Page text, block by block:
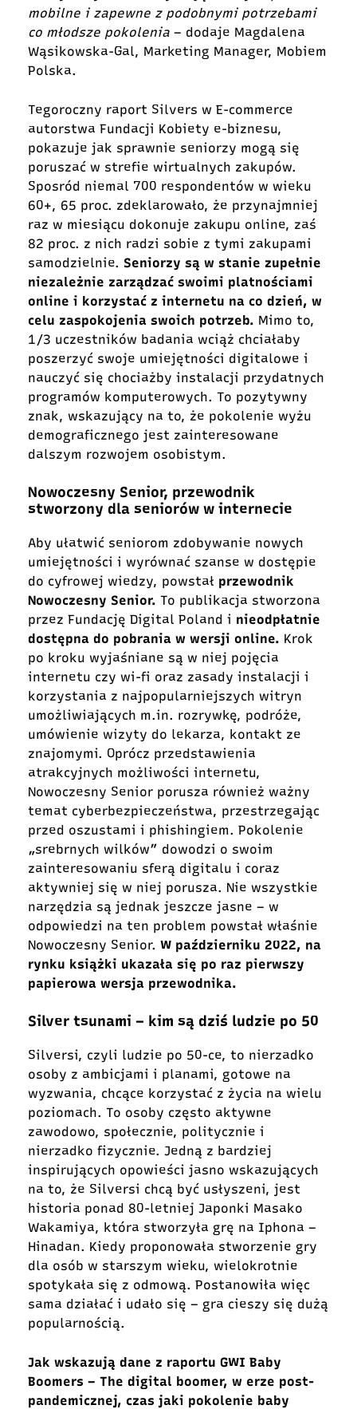
mobilne i zapewne z podobnymi potrzebami
co młodsze pokolenia – dodaje Magdalena
Wąsikowska-Gal, Marketing Manager, Mobiem
Polska.
Tegoroczny raport Silvers w E-commerce
autorstwa Fundacji Kobiety e-biznesu,
pokazuje jak sprawnie seniorzy mogą się
poruszać w strefie wirtualnych zakupów.
Sposród niemal 700 respondentów w wieku
60+, 65 proc. zdeklarowało, że przynajmniej
raz w miesiącu dokonuje zakupu online, zaś
82 proc. z nich radzi sobie z tymi zakupami
samodzielnie. Seniorzy są w stanie zupełnie
niezależnie zarządzać swoimi platnościami
online i korzystać z internetu na co dzień, w
celu zaspokojenia swoich potrzeb. Mimo to,
1/3 uczestników badania wciąż chciałaby
poszerzyć swoje umiejętności digitalowe i
nauczyć się chociażby instalacji przydatnych
programów komputerowych. To pozytywny
znak, wskazujący na to, że pokolenie wyżu
demograficznego jest zainteresowane
dalszym rozwojem osobistym.
Nowoczesny Senior, przewodnik
stworzony dla seniorów w internecie
Aby ułatwić seniorom zdobywanie nowych
umiejętności i wyrównać szanse w dostępie
do cyfrowej wiedzy, powstał przewodnik
Nowoczesny Senior. To publikacja stworzona
przez Fundację Digital Poland i nieodpłatnie
dostępna do pobrania w wersji online. Krok
po kroku wyjaśniane są w niej pojęcia
internetu czy wi-fi oraz zasady instalacji i
korzystania z najpopularniejszych witryn
umożliwiających m.in. rozrywkę, podróże,
umówienie wizyty do lekarza, kontakt ze
znajomymi. Oprócz przedstawienia
atrakcyjnych możliwości internetu,
Nowoczesny Senior porusza również ważny
temat cyberbezpieczeństwa, przestrzegając
przed oszustami i phishingiem. Pokolenie
„srebrnych wilków” dowodzi o swoim
zainteresowaniu sferą digitalu i coraz
aktywniej się w niej porusza. Nie wszystkie
narzędzia są jednak jeszcze jasne – w
odpowiedzi na ten problem powstał właśnie
Nowoczesny Senior. W październiku 2022, na
rynku książki ukazała się po raz pierwszy
papierowa wersja przewodnika.
Silver tsunami – kim są dziś ludzie po 50
Silversi, czyli ludzie po 50-ce, to nierzadko
osoby z ambicjami i planami, gotowe na
wyzwania, chcące korzystać z życia na wielu
poziomach. To osoby często aktywne
zawodowo, społecznie, politycznie i
nierzadko fizycznie. Jedną z bardziej
inspirujących opowieści jasno wskazujących
na to, że Silversi chcą być usłyszeni, jest
historia ponad 80-letniej Japonki Masako
Wakamiya, która stworzyła grę na Iphona –
Hinadan. Kiedy proponowała stworzenie gry
dla osób w starszym wieku, wielokrotnie
spotykała się z odmową. Postanowiła więc
sama działać i udało się – gra cieszy się dużą
popularnością.
Jak wskazują dane z raportu GWI Baby
Boomers – The digital boomer, w erze post-
pandemicznej, czas jaki pokolenie baby